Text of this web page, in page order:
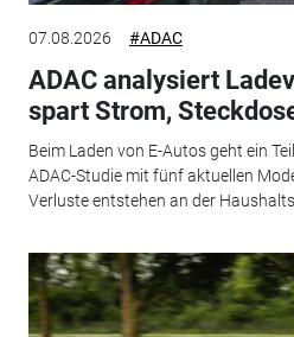
07.08.2026 #ADAC
ADAC analysiert
spart Strom,
Beim Laden von E-Autos geht ein
ADAC-Studie mit fünf aktuellen
Verluste entstehen an der